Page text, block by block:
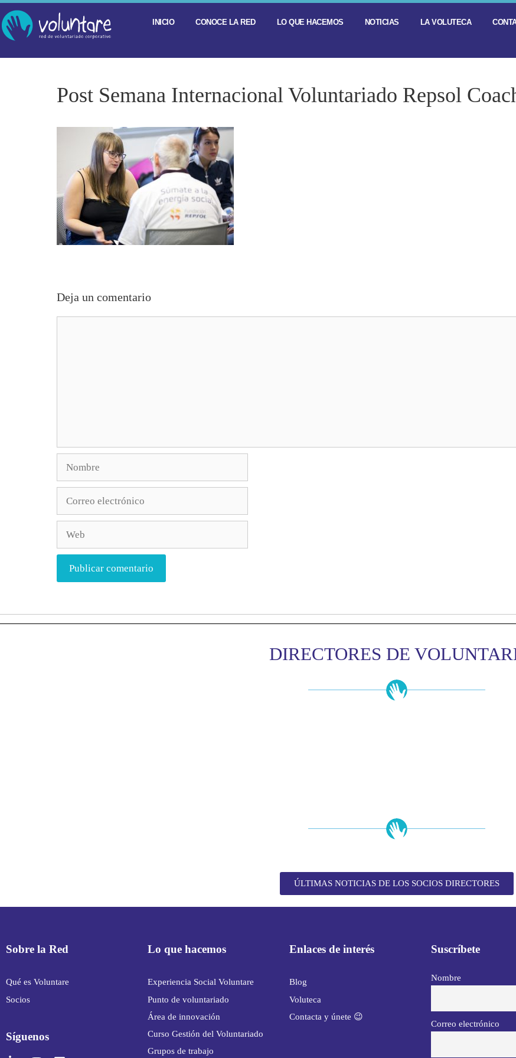
INICIO CONOCE LA RED LO QUE HACEMOS NOTICIAS LA VOLUTECA
Post Semana Internacional Voluntariado Repsol
Deja un comentario
DIRECTORES DE
ÚLTIMAS NOTICIAS DE LOS SOCIOS DIRECTORES
Sobre la Red
Qué es Voluntare
Socios
Síguenos
Lo que hacemos
Experiencia Social Voluntare
Punto de voluntariado
Área de innovación
Curso Gestión del Voluntariado
Grupos de trabajo
Enlaces de interés
Blog
Voluteca
Contacta y únete 😉
Suscríbete
Nombre
Correo electrónico